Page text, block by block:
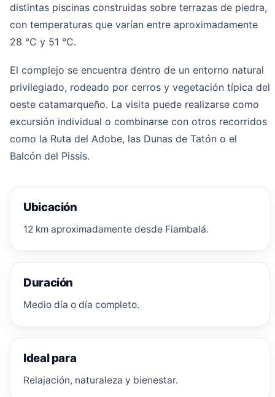
distintas piscinas construidas sobre terrazas de piedra,
con temperaturas que varían entre aproximadamente
28 °C y 51 °C.
El complejo se encuentra dentro de un entorno natural
privilegiado, rodeado por cerros y vegetación típica del
oeste catamarqueño. La visita puede realizarse como
excursión individual o combinarse con otros recorridos
como la Ruta del Adobe, las Dunas de Tatón o el
Balcón del Pissis.
Ubicación
12 km aproximadamente desde Fiambalá.
Duración
Medio día o día completo.
Ideal para
Relajación, naturaleza y bienestar.